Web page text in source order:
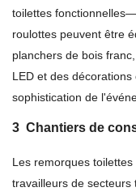
toilettes
roulottes peuvent être
planchers de bois
LED et des
sophistication de
3 Chantiers de
Les remorques
travailleurs de secteurs